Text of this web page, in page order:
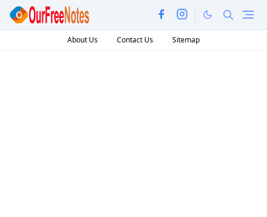
About Us Contact Us Sitemap